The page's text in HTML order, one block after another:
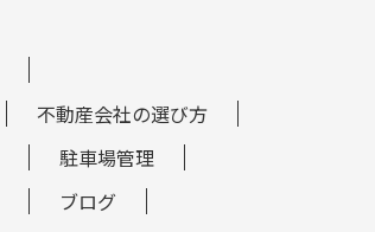
不動産会社の選び方
駐車場管理
ブログ